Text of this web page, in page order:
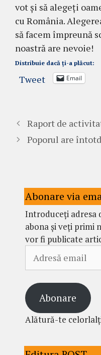
vot și să alegeți
cu România.
să facem împreună
noastră are nevoie!
Distribuie dacă ți-a plăcut:
Tweet Email
Raport de
Poporul are
Abonare via
Introduceți adresa
abona și veți primi
vor fi publicate
email
Abonare
Alătură-te